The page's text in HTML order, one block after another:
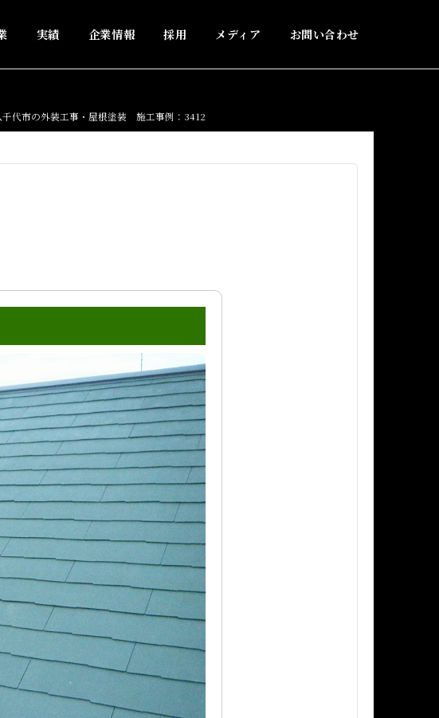
実績 企業情報 採用 メディア お問い合わせ
千代市の外装工事・屋根塗装 施工事例：3412